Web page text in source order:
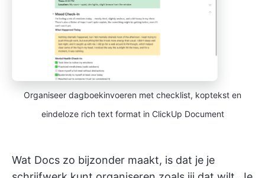
Organiseer dagboekinvoeren met checklist, koptekst en
eindeloze rich text format in ClickUp Document
Wat Docs zo bijzonder maakt, is dat je je